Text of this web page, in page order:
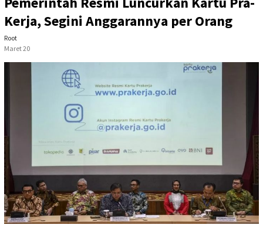
Kerja, Segini Anggarannya per Orang
Root
Maret 20